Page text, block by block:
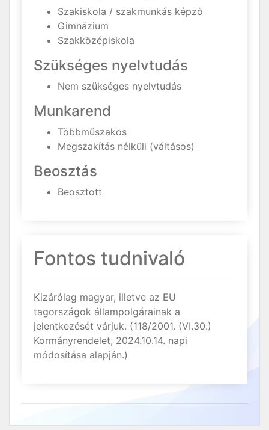
Szakiskola / szakmunkás képző
Gimnázium
Szakközépiskola
Szükséges nyelvtudás
Nem szükséges nyelvtudás
Munkarend
Többműszakos
Megszakítás nélküli (váltásos)
Beosztás
Beosztott
Fontos tudnivaló
Kizárólag magyar, illetve az EU
tagországok állampolgárainak a
jelentkezését várjuk. (118/2001. (VI.30.)
Kormányrendelet, 2024.10.14. napi
módosítása alapján.)